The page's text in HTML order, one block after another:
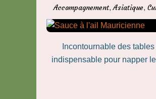
Accompagnement,Asiatique,
Incontournable des
indispensable pour napper